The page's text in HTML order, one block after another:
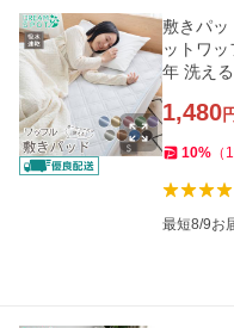
敷きパッ
ットワ
年 洗え
1,480
10% （
最短8/9お